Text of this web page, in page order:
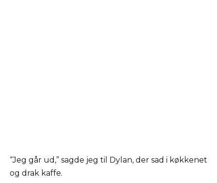
“Jeg går ud,” sagde jeg til Dylan, der sad i køkkenet
og drak kaffe.